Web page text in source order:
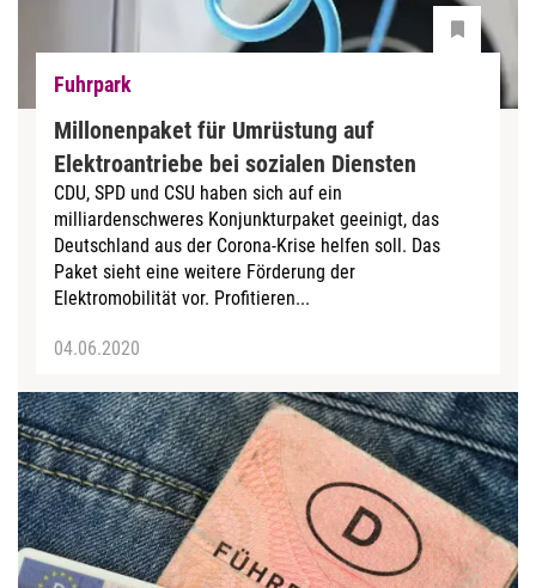
Fuhrpark
Millonenpaket für Umrüstung auf
Elektroantriebe bei sozialen Diensten
CDU, SPD und CSU haben sich auf ein
milliardenschweres Konjunkturpaket geeinigt, das
Deutschland aus der Corona-Krise helfen soll. Das
Paket sieht eine weitere Förderung der
Elektromobilität vor. Profitieren...
04.06.2020